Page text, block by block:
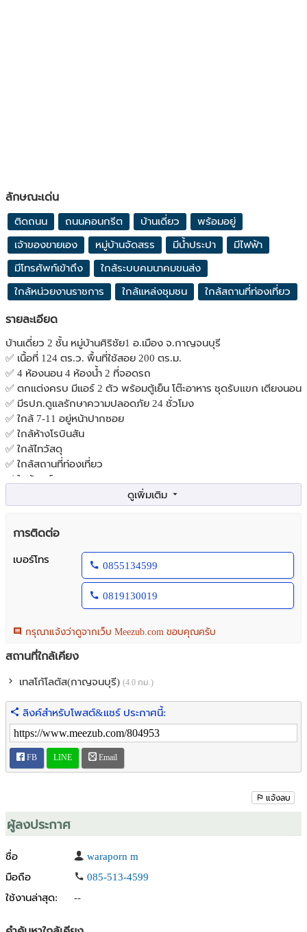
ลักษณะเด่น
ติดถนน ถนนคอนกรีต บ้านเดี่ยว พร้อมอยู่
เจ้าของขายเอง หมู่บ้านจัดสรร มีน้ำประปา มีไฟฟ้า
มีโทรศัพท์เข้าถึง ใกล้ระบบคมนาคมขนส่ง
ใกล้หน่วยงานราชการ ใกล้แหล่งชุมชน ใกล้สถานที่ท่องเที่ยว
รายละเอียด
บ้านเดี่ยว 2 ชั้น หมู่บ้านศิริชัย1 อ.เมือง จ.กาญจนบุรี
✅ เนื้อที่ 124 ตร.ว. พื้นที่ใช้สอย 200 ตร.ม.
✅ 4 ห้องนอน 4 ห้องน้ำ 2 ที่จอดรถ
✅ ตกแต่งครบ มีแอร์ 2 ตัว พร้อมตู้เย็น โต๊ะอาหาร ชุดรับแขก เตียงนอน
✅ มีรปภ.ดูแลรักษาความปลอดภัย 24 ชั่วโมง
✅ ใกล้ 7-11 อยู่หน้าปากซอย
✅ ใกล้ห้างโรบินสัน
✅ ใกล้ไทวัสดุ
✅ ใกล้สถานที่ท่องเที่ยว
✅ ใกล้ศูนย์ราชการ
✅ การเดินทางสะดวกสบาย ใกล้มอเตอร์เวย์เดินทางเข้ากรุงเทพฯ เพียง
1 ชั่วโมง
การติดต่อ
เบอร์โทร
0855134599
0819130019
กรุณาแจ้งว่าดูจากเว็บ Meezub.com ขอบคุณครับ
สถานที่ใกล้เคียง
เทสโก้โลตัส(กาญจนบุรี) (4.0 กม.)
ลิงค์สำหรับโพสต์&แชร์ ประกาศนี้:
FB LINE Email
แจ้งลบ
ผู้ลงประกาศ
ชื่อ
waraporn m
มือถือ
085-513-4599
ใช้งานล่าสุด:
--